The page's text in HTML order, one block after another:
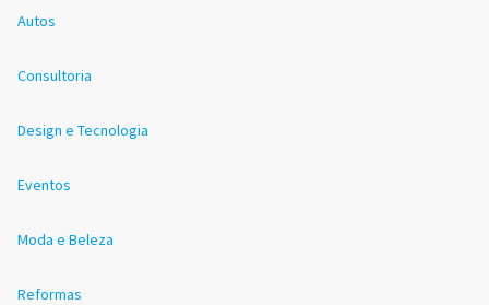
Autos
Consultoria
Design e Tecnologia
Eventos
Moda e Beleza
Reformas